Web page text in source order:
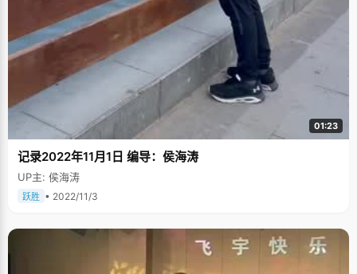
01:23
记录2022年11月1日 编导：侯海涛
UP主: 侯海涛
跃胜 • 2022/11/3